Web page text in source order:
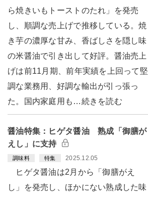
ら焼きいもトーストのたれ」を発売
し、順調な売上げで推移している。焼
き芋の濃厚な甘み、香ばしさを隠し味
の米醤油で引き出して好評。醤油売上
げは前11月期、前年実績を上回って堅
調な業務用、好調な輸出が引っ張っ
た。国内家庭用も…続きを読む
醤油特集：ヒゲタ醤油 熟成「御膳が
えし」に支持
調味料 特集 2025.12.05
ヒゲタ醤油は2月から「御膳がえ
し」を発売し、ほかにない熟成した味